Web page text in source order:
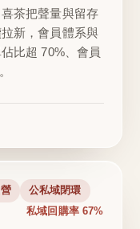
茶把聲量與留存
新，會員體系與
比超 70%、會員
公私域閉環
私域回購率 67%